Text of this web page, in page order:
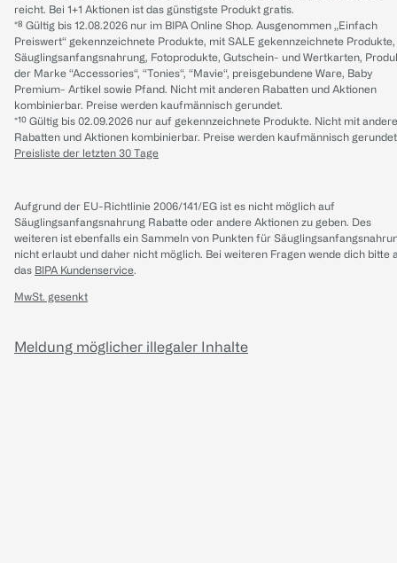
reicht. Bei 1+1 Aktionen ist das günstigste Produkt gratis.
*⁸ Gültig bis 12.08.2026 nur im BIPA Online Shop. Ausgenommen „Einfach
Preiswert“ gekennzeichnete Produkte, mit SALE gekennzeichnete Produkte,
Säuglingsanfangsnahrung, Fotoprodukte, Gutschein- und Wertkarten,
der Marke “Accessories“, “Tonies“, “Mavie“, preisgebundene Ware, Baby
Premium- Artikel sowie Pfand. Nicht mit anderen Rabatten und Aktionen
kombinierbar. Preise werden kaufmännisch gerundet.
*¹⁰ Gültig bis 02.09.2026 nur auf gekennzeichnete Produkte. Nicht mit
Rabatten und Aktionen kombinierbar. Preise werden kaufmännisch
Preisliste der letzten 30 Tage
Aufgrund der EU-Richtlinie 2006/141/EG ist es nicht möglich auf
Säuglingsanfangsnahrung Rabatte oder andere Aktionen zu geben. Des
weiteren ist ebenfalls ein Sammeln von Punkten für
nicht erlaubt und daher nicht möglich. Bei weiteren Fragen wende dich bitte
das BIPA Kundenservice.
MwSt. gesenkt
Meldung möglicher illegaler Inhalte